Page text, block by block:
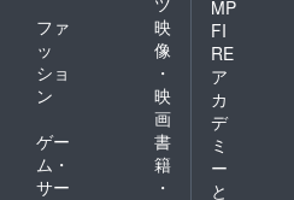
ファ
ッ
ショ
ン
映
像
・
映
画
ゲー
ム・
サー
書
籍
・
MP
FI
RE
ア
カ
デ
ミ
ー
と